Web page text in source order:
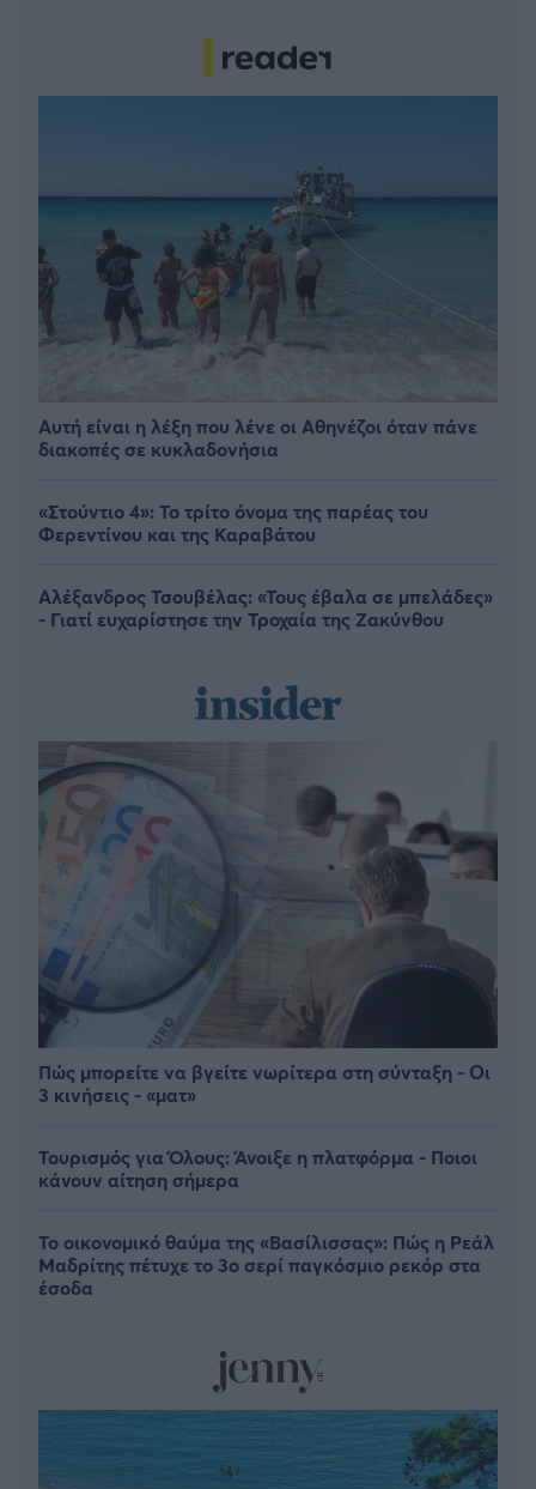
Αυτή είναι η λέξη που λένε οι Αθηνέζοι όταν πάνε
διακοπές σε κυκλαδονήσια
«Στούντιο 4»: Το τρίτο όνομα της παρέας του
Φερεντίνου και της Καραβάτου
Αλέξανδρος Τσουβέλας: «Τους έβαλα σε μπελάδες»
- Γιατί ευχαρίστησε την Τροχαία της Ζακύνθου
Πώς μπορείτε να βγείτε νωρίτερα στη σύνταξη - Οι
3 κινήσεις - «ματ»
Τουρισμός για Όλους: Άνοιξε η πλατφόρμα - Ποιοι
κάνουν αίτηση σήμερα
Το οικονομικό θαύμα της «Βασίλισσας»: Πώς η Ρεάλ
Μαδρίτης πέτυχε το 3ο σερί παγκόσμιο ρεκόρ στα
έσοδα